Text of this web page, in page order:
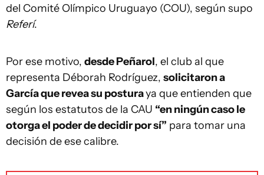
del Comité Olímpico Uruguayo (COU), según supo
Referí.
Por ese motivo, desde Peñarol, el club al que
representa Déborah Rodríguez, solicitaron a
García que revea su posturaya que entienden que
según los estatutos de la CAU “en ningún caso le
otorga el poder de decidir por sí” para tomar una
decisión de ese calibre.